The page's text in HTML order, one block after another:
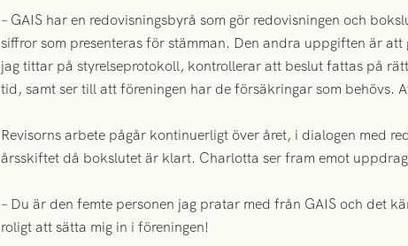
– GAIS har en redovisningsbyrå som gör redovisningen och
siffror som presenteras för stämman. Den andra uppgiften är
jag tittar på styrelseprotokoll, kontrollerar att beslut fattas på
tid, samt ser till att föreningen har de försäkringar som behövs.
Revisorns arbete pågår kontinuerligt över året, i dialogen med
årsskiftet då bokslutet är klart. Charlotta ser fram emot
– Du är den femte personen jag pratar med från GAIS och det
roligt att sätta mig in i föreningen!